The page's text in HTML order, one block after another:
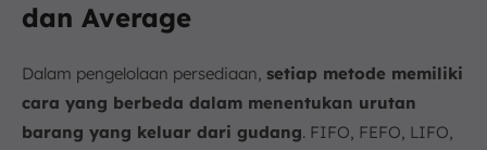
dan Average
Dalam pengelolaan persediaan, setiap metode memiliki
cara yang berbeda dalam menentukan urutan
barang yang keluar dari gudang. FIFO, FEFO, LIFO,